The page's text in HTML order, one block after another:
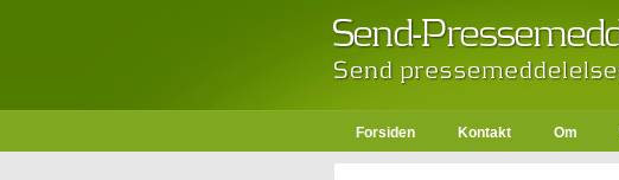
Forsiden Kontakt Om